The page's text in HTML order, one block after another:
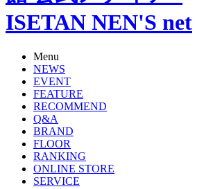
ISETAN NEN'S net
Menu
NEWS
EVENT
FEATURE
RECOMMEND
Q&A
BRAND
FLOOR
RANKING
ONLINE STORE
SERVICE